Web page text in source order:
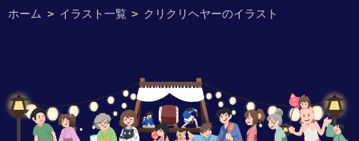
ホーム > イラスト一覧 > クリクリヘヤーのイラスト